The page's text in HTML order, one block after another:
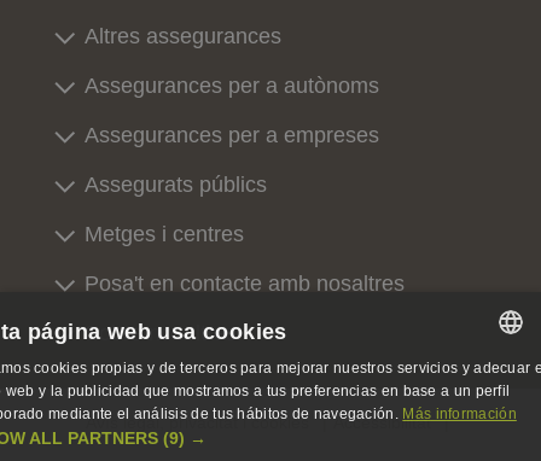
Altres assegurances
Assegurances per a autònoms
Assegurances per a empreses
Assegurats públics
Metges i centres
Posa't en contacte amb nosaltres
Sobre nosaltres
Avís legal, privacitat i cookies Accessibilitat
SPANISH
SPANISH
página web usa cookies
cookies propias y de terceros para mejorar nuestros servicios y adecuar
web y la publicidad que mostramos a tus preferencias en base a un perfil
mediante el análisis de tus hábitos de navegación. Más información
ALL PARTNERS (9) →